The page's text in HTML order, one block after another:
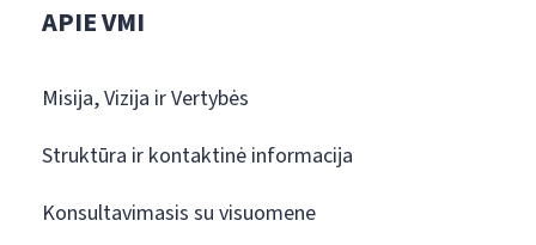
APIE VMI
Misija, Vizija ir Vertybės
Struktūra ir kontaktinė informacija
Konsultavimasis su visuomene